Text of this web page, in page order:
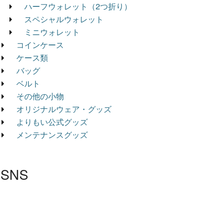
ハーフウォレット（2つ折り）
スペシャルウォレット
ミニウォレット
コインケース
ケース類
バッグ
ベルト
その他の小物
オリジナルウェア・グッズ
よりもい公式グッズ
メンテナンスグッズ
SNS